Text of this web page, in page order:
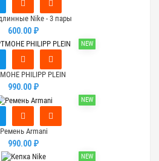
Nike - 3 пары
600.00 ₽
NEW
PHILIPP PLEIN
990.00 ₽
NEW
Ремень Armani
990.00 ₽
NEW